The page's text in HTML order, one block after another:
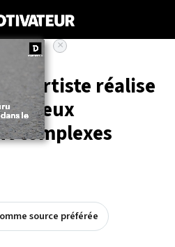
et artiste réalise
complexes
source préférée
×